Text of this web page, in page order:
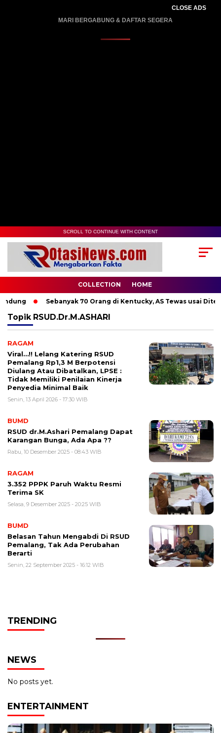
CLOSE ADS
MARI BERGABUNG & DAFTAR SEGERA
SCROLL TO CONTINUE WITH CONTENT
COLLECTION HOME
Sebanyak 70 Orang di Kentucky, AS Tewas usai
Topik RSUD.dr.M.ASHARI
RAGAM
Viral…!! Lelang Katering RSUD
Pemalang Rp1,3 M Berpotensi
Diulang Atau Dibatalkan, LPSE :
Tidak Memiliki Penilaian Kinerja
Penyedia Minimal Baik
Senin, 13 April 2026 - 17:30 WIB
BUMD
RSUD dr.M.Ashari Pemalang Dapat
Karangan Bunga, Ada Apa ??
Rabu, 10 Desember 2025 - 08:43 WIB
RAGAM
3.352 PPPK Paruh Waktu Resmi
Terima SK
Selasa, 9 Desember 2025 - 20:25 WIB
BUMD
Belasan Tahun Mengabdi Di RSUD
Pemalang, Tak Ada Perubahan
Berarti
Senin, 22 September 2025 - 16:12 WIB
TRENDING
NEWS
No posts yet.
ENTERTAINMENT